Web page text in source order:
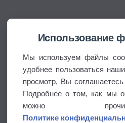
Использование
Мы используем файлы
удобнее пользоваться
просмотр, Вы
Подробнее о том, как мы
можно
Политике